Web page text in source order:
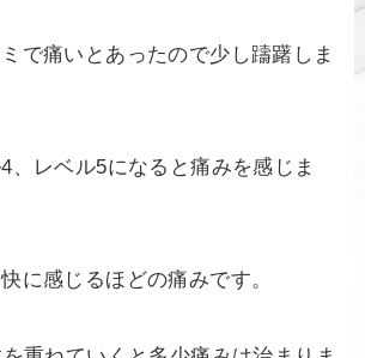
ミで痛いとあったので少し躊躇しま
、レベル5になると痛みを感じま
に感じるほどの痛みです。